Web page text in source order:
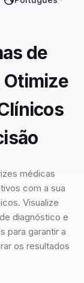
de
médicas
com a sua
Visualize
diagnóstico e
para garantir a
os resultados